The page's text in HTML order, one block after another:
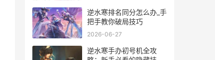
逆水寒排名同分怎么办_手
把手教你破局技巧
2026-06-27
逆水寒手办初号机全攻